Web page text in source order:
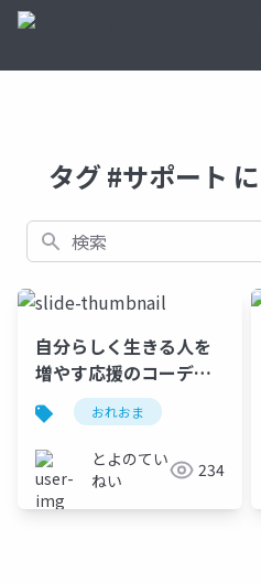
タグ #サポート
検索
自分らしく生きる人を
増やす応援のコーディ
ネート/ 相澤 由依
おれおま
とよのてい
ねい
234